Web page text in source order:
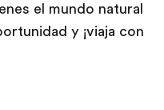
el mundo natural
y ¡viaja con